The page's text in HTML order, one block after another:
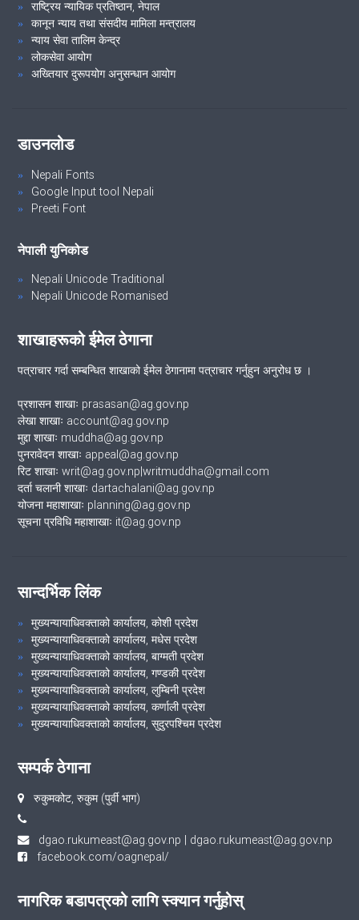
राष्ट्रिय न्यायिक प्रतिष्ठान, नेपाल
कानून न्याय तथा संसदीय मामिला मन्त्रालय
न्याय सेवा तालिम केन्द्र
लोकसेवा आयोग
अख्तियार दुरूपयोग अनुसन्धान आयोग
डाउनलोड
Nepali Fonts
Google Input tool Nepali
Preeti Font
नेपाली युनिकोड
Nepali Unicode Traditional
Nepali Unicode Romanised
शाखाहरूको ईमेल ठेगाना
पत्राचार गर्दा सम्बन्धित शाखाको ईमेल ठेगानामा पत्राचार गर्नुहुन अनुरोध छ ।
प्रशासन शाखाः prasasan@ag.gov.np
लेखा शाखाः account@ag.gov.np
मुद्दा शाखाः muddha@ag.gov.np
पुनरावेदन शाखाः appeal@ag.gov.np
रिट शाखाः writ@ag.gov.np|writmuddha@gmail.com
दर्ता चलानी शाखाः dartachalani@ag.gov.np
योजना महाशाखाः planning@ag.gov.np
सूचना प्रविधि महाशाखाः it@ag.gov.np
सान्दर्भिक लिंक
मुख्यन्यायाधिवक्ताको कार्यालय, कोशी प्रदेश
मुख्यन्यायाधिवक्ताको कार्यालय, मधेस प्रदेश
मुख्यन्यायाधिवक्ताको कार्यालय, बाग्मती प्रदेश
मुख्यन्यायाधिवक्ताको कार्यालय, गण्डकी प्रदेश
मुख्यन्यायाधिवक्ताको कार्यालय, लुम्बिनी प्रदेश
मुख्यन्यायाधिवक्ताको कार्यालय, कर्णाली प्रदेश
मुख्यन्यायाधिवक्ताको कार्यालय, सुदुरपश्चिम प्रदेश
सम्पर्क ठेगाना
रुकुमकोट, रुकुम (पुर्वी भाग)
dgao.rukumeast@ag.gov.np | dgao.rukumeast@ag.gov.np
facebook.com/oagnepal/
नागरिक बडापत्रको लागि स्क्यान गर्नुहोस्